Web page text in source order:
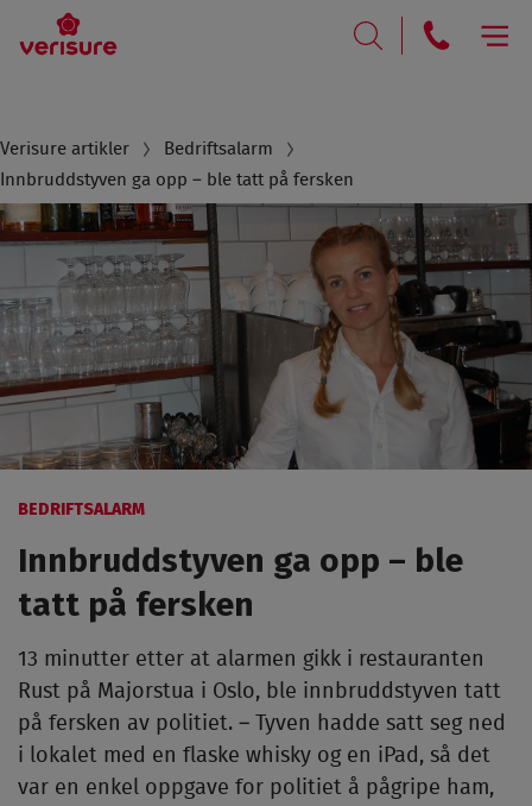
Breadcrumb
Verisure artikler
Bedriftsalarm
Innbruddstyven ga opp – ble tatt på fersken
BEDRIFTSALARM
Innbruddstyven ga opp – ble
tatt på fersken
13 minutter etter at alarmen gikk i restauranten
Rust på Majorstua i Oslo, ble innbruddstyven tatt
på fersken av politiet. – Tyven hadde satt seg ned
i lokalet med en flaske whisky og en iPad, så det
var en enkel oppgave for politiet å pågripe ham,